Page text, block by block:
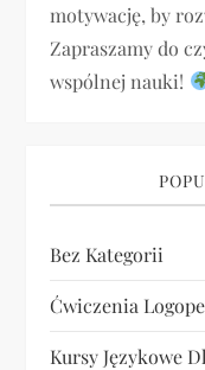
motywację, by
Zapraszamy do
wspólnej nauki!
Bez Kategorii
Ćwiczenia
Kursy Językowe